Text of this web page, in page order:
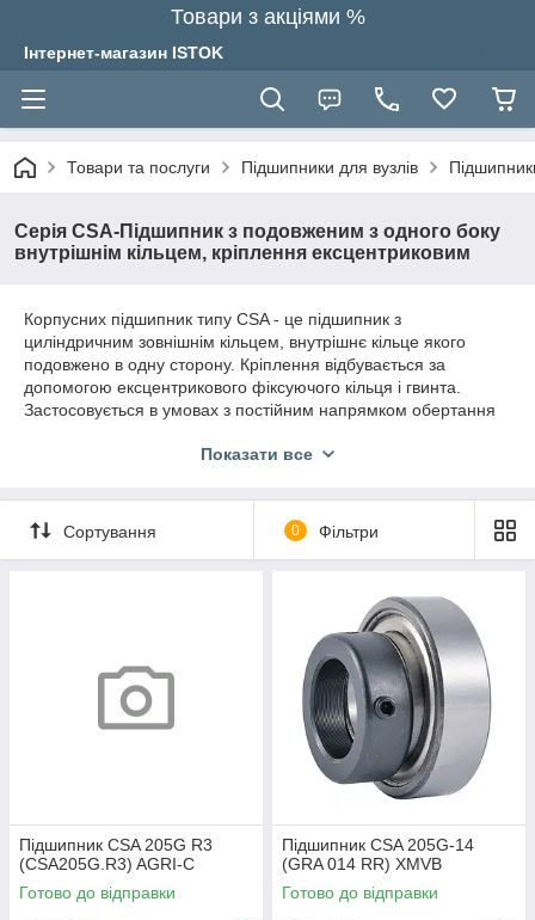
Товари з акціями %
Інтернет-магазин ISTOK
Товари та послуги Підшипники для вузлів
Серія CSA-Підшипник з подовженим з одного боку
внутрішнім кільцем, кріплення ексцентриковим
Корпусних підшипник типу CSA - це підшипник з
циліндричним зовнішнім кільцем, внутрішнє кільце якого
подовжено в одну сторону. Кріплення відбувається за
допомогою ексцентрикового фіксуючого кільця і гвинта.
Застосовується в умовах з постійним напрямком обертання
з проточкою для подачі мастила відрізняється у кожного
Показати все
Сортування 0 Фільтри
Підшипник CSA 205G R3
(CSA205G.R3) AGRI-C
Готово до відправки
Підшипник CSA 205G-14
(GRA 014 RR) XMVB
Готово до відправки